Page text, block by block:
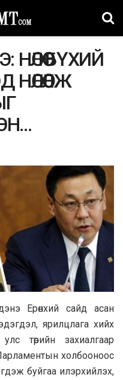
БҮХИЙ
Ерөнхий сайд асан
ярилцлага хийх
төрийн захиалгаар
холбооноос
буйгаа илэрхийлэх,